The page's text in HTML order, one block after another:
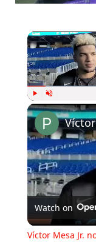
Play Unmute
Watch on
Víctor Mesa Jr.